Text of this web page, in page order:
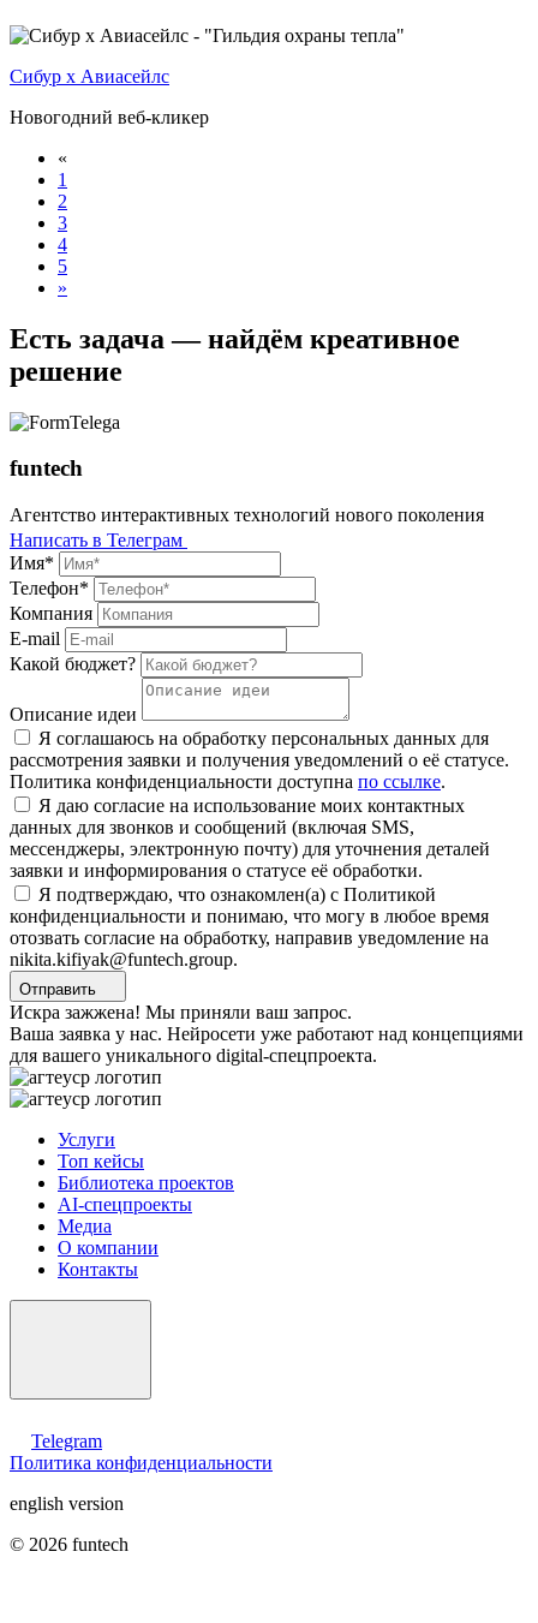
Сибур х Авиасейлс
Новогодний веб-кликер
«
1
2
3
4
5
»
Есть задача — найдём креативное
решение
funtech
Агентство интерактивных технологий нового поколения
Написать в Телеграм
Имя*
Телефон*
Компания
E-mail
Какой бюджет?
Описание идеи
Я соглашаюсь на обработку персональных данных для
рассмотрения заявки и получения уведомлений о её статусе.
Политика конфиденциальности доступна по ссылке.
Я даю согласие на использование моих контактных
данных для звонков и сообщений (включая SMS,
мессенджеры, электронную почту) для уточнения деталей
заявки и информирования о статусе её обработки.
Я подтверждаю, что ознакомлен(а) с Политикой
конфиденциальности и понимаю, что могу в любое время
отозвать согласие на обработку, направив уведомление на
nikita.kifiyak@funtech.group.
Отправить
Искра зажжена! Мы приняли ваш запрос.
Ваша заявка у нас. Нейросети уже работают над концепциями
для вашего уникального digital-спецпроекта.
Услуги
Топ кейсы
Библиотека проектов
AI-спецпроекты
Медиа
О компании
Контакты
Telegram
Политика конфиденциальности
english version
© 2026 funtech